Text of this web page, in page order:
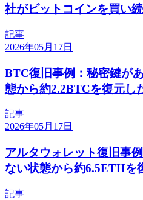
社がビットコインを買い
記事
2026年05月17日
BTC復旧事例：秘密鍵が
態から約2.2BTCを復元し
記事
2026年05月17日
アルタウォレット復旧事
ない状態から約6.5ETHを
記事